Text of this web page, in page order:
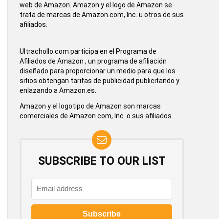
web de Amazon. Amazon y el logo de Amazon se
trata de marcas de Amazon.com, Inc. u otros de sus
afiliados.
Ultrachollo.com participa en el Programa de
Afiliados de Amazon , un programa de afiliación
diseñado para proporcionar un medio para que los
sitios obtengan tarifas de publicidad publicitando y
enlazando a Amazon.es.
Amazon y el logotipo de Amazon son marcas
comerciales de Amazon.com, Inc. o sus afiliados.
SUBSCRIBE TO OUR LIST